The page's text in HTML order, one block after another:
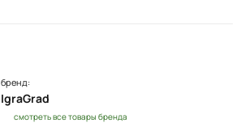
бренд:
IgraGrad
смотреть все товары бренда